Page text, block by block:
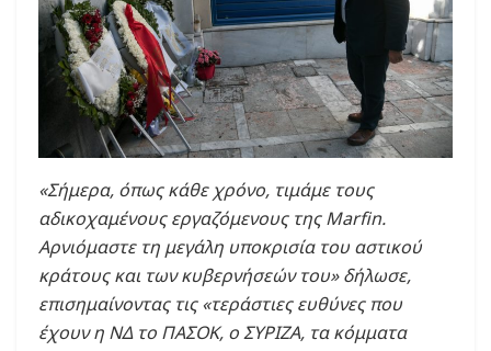
«Σήμερα, όπως κάθε χρόνο, τιμάμε τους
αδικοχαμένους εργαζόμενους της Marfin.
Αρνιόμαστε τη μεγάλη υποκρισία του αστικού
κράτους και των κυβερνήσεών του» δήλωσε,
επισημαίνοντας τις «τεράστιες ευθύνες που
έχουν η ΝΔ το ΠΑΣΟΚ, ο ΣΥΡΙΖΑ, τα κόμματα